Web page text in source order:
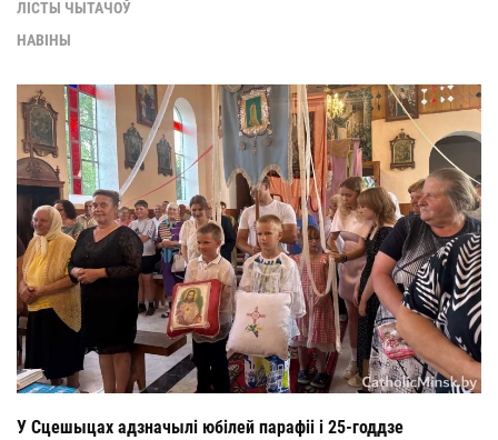
ЛІСТЫ ЧЫТАЧОЎ
НАВІНЫ
У Сцешыцах адзначылі юбілей парафіі і 25-годдзе